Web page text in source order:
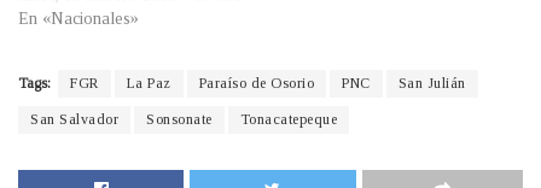
En «Nacionales»
Tags: FGR La Paz Paraíso de Osorio PNC San Julián
San Salvador Sonsonate Tonacatepeque